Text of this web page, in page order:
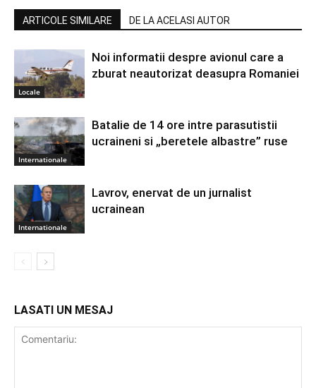
ARTICOLE SIMILARE DE LA ACELASI AUTOR
Locale
Noi informatii despre avionul care a
zburat neautorizat deasupra Romaniei
Internationale
Batalie de 14 ore intre parasutistii
ucraineni si „beretele albastre” ruse
Internationale
Lavrov, enervat de un jurnalist
ucrainean
LASATI UN MESAJ